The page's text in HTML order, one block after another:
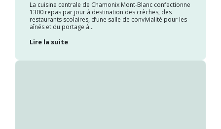
La cuisine centrale de Chamonix Mont-Blanc confectionne
1300 repas par jour à destination des crèches, des
restaurants scolaires, d’une salle de convivialité pour les
aînés et du portage à...
Lire la suite